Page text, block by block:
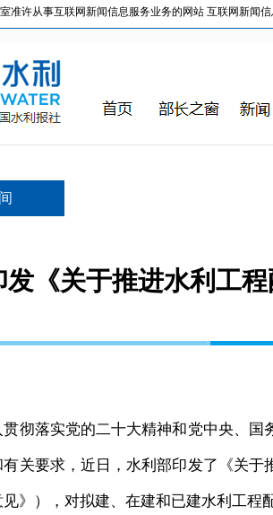
准许从事互联网新闻信息服务业务的网站 互联网新闻信
发《关于推进水利工
落实党的二十大精神和党中央、国
有关要求，近日，水利部印发了《关
》），对拟建、在建和已建水利工程